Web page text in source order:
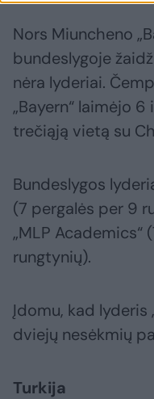
Nors Miuncheno
bundeslygoje
nėra lyderiai.
„Bayern“ laimėjo
trečiąją vietą su
Bundeslygos
(7 pergalės per 9
„MLP Academics“
rungtynių).
Įdomu, kad lyderis
dviejų nesėkmių
Turkija